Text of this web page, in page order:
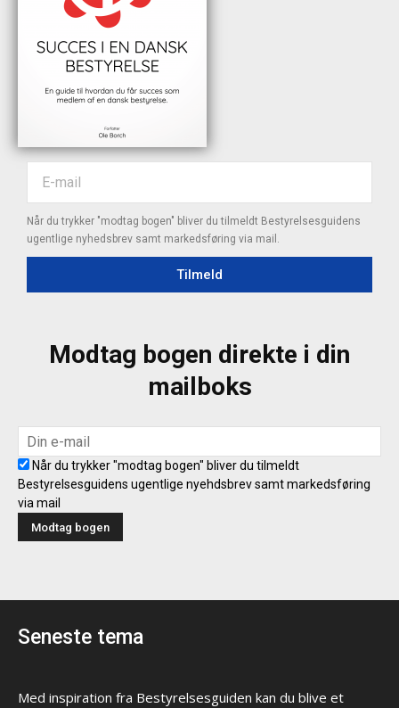
Når du trykker "modtag bogen" bliver du tilmeldt Bestyrelsesguidens
ugentlige nyhedsbrev samt markedsføring via mail.
Tilmeld
Modtag bogen direkte i din
mailboks
Når du trykker "modtag bogen" bliver du tilmeldt
Bestyrelsesguidens ugentlige nyehdsbrev samt markedsføring
via mail
Seneste tema
Med inspiration fra Bestyrelsesguiden kan du blive et